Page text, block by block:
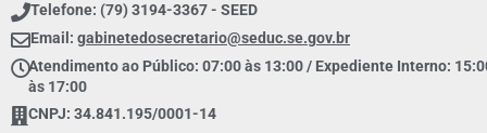
Telefone: (79) 3194-3367 - SEED
Email: gabinetedosecretario@seduc.se.gov.br
Atendimento ao Público: 07:00 às 13:00 / Expediente Interno:
às 17:00
CNPJ: 34.841.195/0001-14